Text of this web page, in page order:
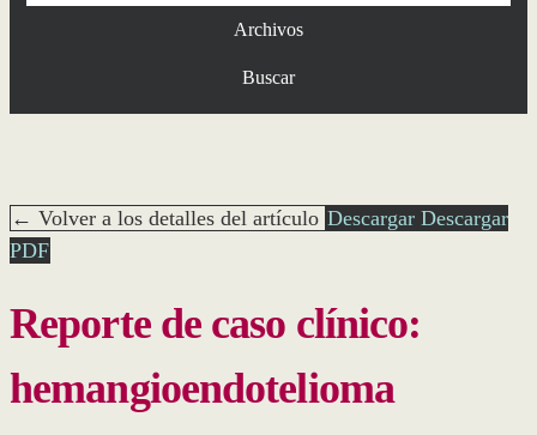
Archivos
Buscar
← Volver a los detalles del artículo Descargar Descargar
PDF
Reporte de caso clínico:
hemangioendotelioma